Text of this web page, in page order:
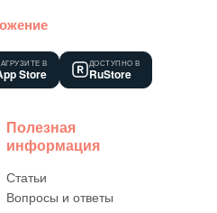
В
Store
ДОСТУПНО В
RuStore
Полезная
информация
Статьи
Вопросы и ответы